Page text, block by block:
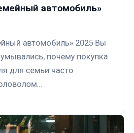
автомобиль»
автомобиль» 2025 Вы
почему покупка
для семьи часто